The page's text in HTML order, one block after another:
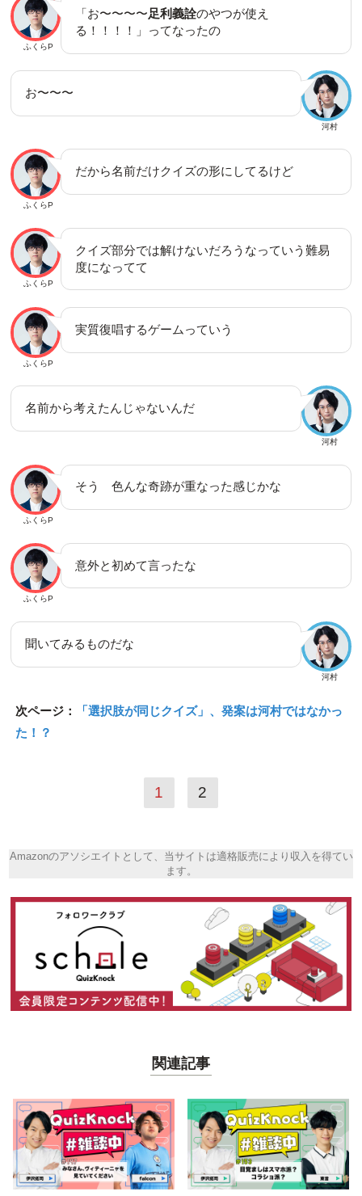
ふくらP
「お〜〜〜〜足利義詮のやつが使え
る！！！！」ってなったの
河村
お〜〜〜
ふくらP
だから名前だけクイズの形にしてるけど
ふくらP
クイズ部分では解けないだろうなっていう難易
度になってて
ふくらP
実質復唱するゲームっていう
河村
名前から考えたんじゃないんだ
ふくらP
そう 色んな奇跡が重なった感じかな
ふくらP
意外と初めて言ったな
河村
聞いてみるものだな
次ページ：
「選択肢が同じクイズ」、発案は河村ではなかっ
た！？
1 2
Amazonのアソシエイトとして、当サイトは適格販売により収入を得てい
ます。
関連記事